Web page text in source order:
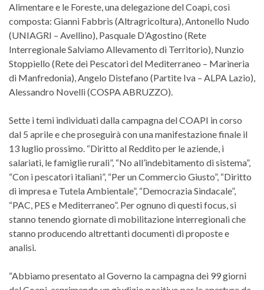
Alimentare e le Foreste, una delegazione del Coapi, così
composta: Gianni Fabbris (Altragricoltura), Antonello Nudo
(UNIAGRI – Avellino), Pasquale D’Agostino (Rete
Interregionale Salviamo Allevamento di Territorio), Nunzio
Stoppiello (Rete dei Pescatori del Mediterraneo – Marineria
di Manfredonia), Angelo Distefano (Partite Iva – ALPA Lazio),
Alessandro Novelli (COSPA ABRUZZO).
Sette i temi individuati dalla campagna del COAPI in corso
dal 5 aprile e che proseguirà con una manifestazione finale il
13 luglio prossimo. “Diritto al Reddito per le aziende, i
salariati, le famiglie rurali”, “No all’indebitamento di sistema”,
“Con i pescatori italiani”, “Per un Commercio Giusto”, “Diritto
di impresa e Tutela Ambientale”, “Democrazia Sindacale”,
“PAC, PES e Mediterraneo”. Per ognuno di questi focus, si
stanno tenendo giornate di mobilitazione interregionali che
stanno producendo altrettanti documenti di proposte e
analisi.
“Abbiamo presentato al Governo la campagna dei 99 giorni